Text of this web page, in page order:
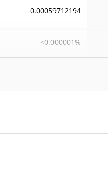
0.00059712194
<0.000001%